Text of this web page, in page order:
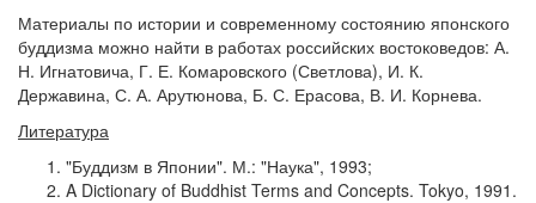
Материалы по истории и современному состоянию японского
буддизма можно найти в работах российских востоковедов: А.
Н. Игнатовича, Г. Е. Комаровского (Светлова), И. К.
Державина, С. А. Арутюнова, Б. С. Ерасова, В. И. Корнева.
Литература
"Буддизм в Японии". М.: "Наука", 1993;
A Dictionary of Buddhist Terms and Concepts. Tokyo, 1991.